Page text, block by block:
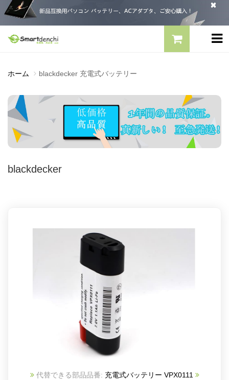
ホーム blackdecker 充電式バッテリー
blackdecker
代替できる部品品番: 充電式バッテリー VPX0111